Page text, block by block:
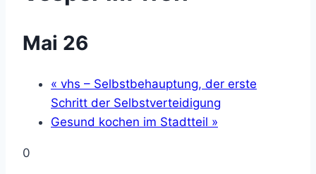
Mai 26
« vhs – Selbstbehauptung, der erste
Schritt der Selbstverteidigung
Gesund kochen im Stadtteil »
0